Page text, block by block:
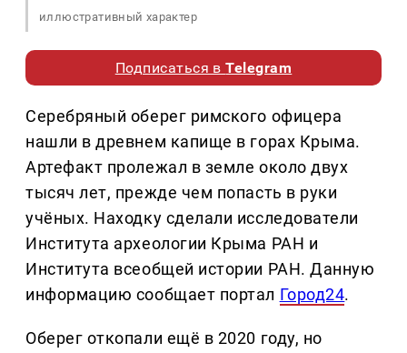
иллюстративный характер
Подписаться вTelegram
Серебряный оберег римского офицера
нашли в древнем капище в горах Крыма.
Артефакт пролежал в земле около двух
тысяч лет, прежде чем попасть в руки
учёных. Находку сделали исследователи
Института археологии Крыма РАН и
Института всеобщей истории РАН. Данную
информацию сообщает портал Город24.
Оберег откопали ещё в 2020 году, но